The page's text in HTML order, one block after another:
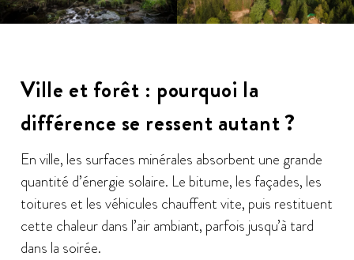
Ville et forêt : pourquoi la
différence se ressent autant ?
En ville, les surfaces minérales absorbent une grande
quantité d’énergie solaire. Le bitume, les façades, les
toitures et les véhicules chauffent vite, puis restituent
cette chaleur dans l’air ambiant, parfois jusqu’à tard
dans la soirée.